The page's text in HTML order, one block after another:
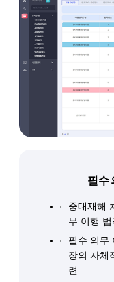
필수
중대재해
무 이행
필수 의무
장의 자체
련